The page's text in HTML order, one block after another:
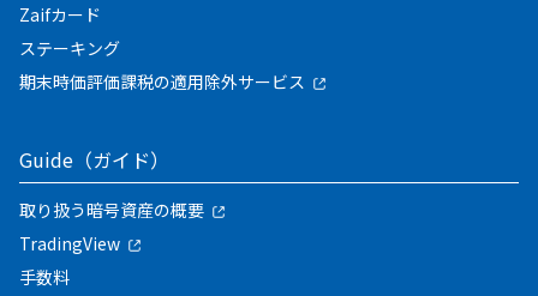
Zaifカード
ステーキング
期末時価評価課税の適用除外サービス
Guide（ガイド）
取り扱う暗号資産の概要
TradingView
手数料